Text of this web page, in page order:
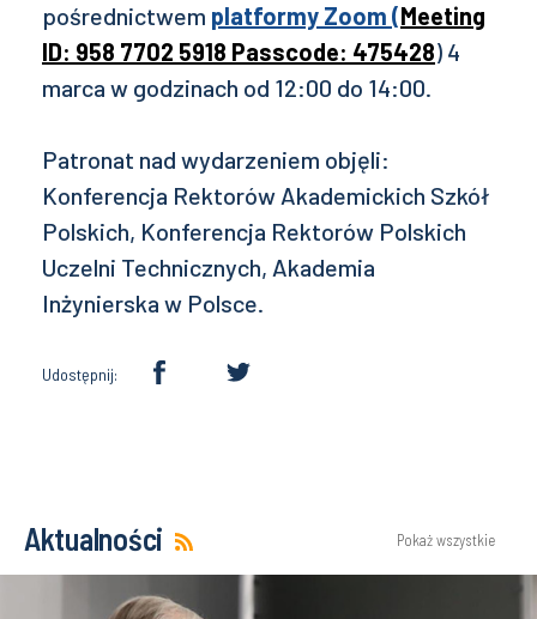
pośrednictwem platformy Zoom (Meeting
ID: 958 7702 5918 Passcode: 475428) 4
marca w godzinach od 12:00 do 14:00.
Patronat nad wydarzeniem objęli:
Konferencja Rektorów Akademickich Szkół
Polskich, Konferencja Rektorów Polskich
Uczelni Technicznych, Akademia
Inżynierska w Polsce.
Udostępnij:
Aktualności Pokaż wszystkie